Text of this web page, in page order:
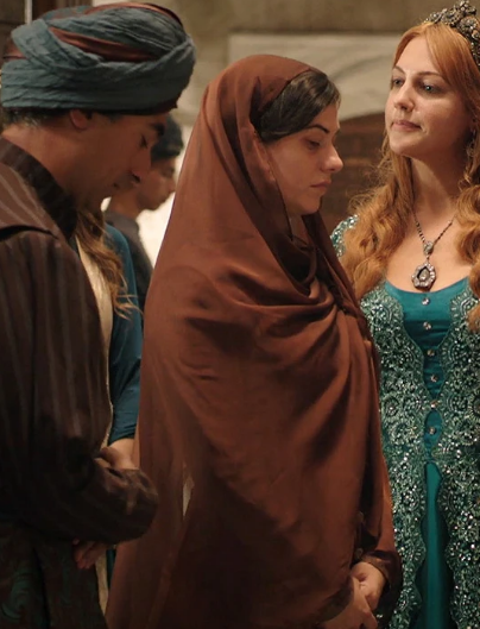
de 2022, 22:44
creía haberse deshecho definitivamente
de Ibrahim con la que su marido tuvo
de Athysa era haber terminado con su
del harén para que nunca más volviera.
perdido de vista para siempre.